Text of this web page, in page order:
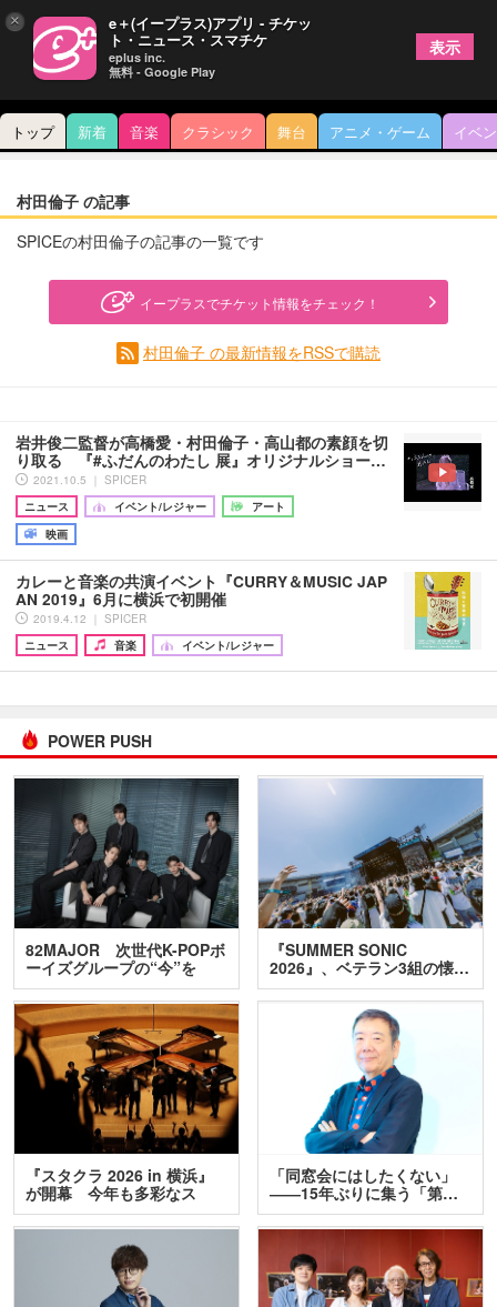
トップ 新着 音楽 クラシック 舞台 アニメ・ゲーム イベ
村田倫子 の記事
SPICEの村田倫子の記事の一覧です
イープラスでチケット情報をチェック！
村田倫子 の最新情報をRSSで購読
岩井俊二監督が高橋愛・村田倫子・高山都の素顔を切
り取る 『#ふだんのわたし 展』オリジナルショー…
2021.10.5 ｜ SPICER
ニュース
イベント/レジャー
アート
映画
カレーと音楽の共演イベント『CURRY＆MUSIC JAP
AN 2019』6月に横浜で初開催
2019.4.12 ｜ SPICER
ニュース
音楽 イベント/レジャー
POWER PUSH
82MAJOR 次世代K-POPボ
ーイズグループの“今”を
訊…
『SUMMER SONIC
2026』、ベテラン3組の懐…
『スタクラ 2026 in 横浜』
が開幕 今年も多彩なス
テ…
「同窓会にはしたくない」
――15年ぶりに集う「第…
× e＋(イープラス)アプリ - チケッ
ト・ニュース・スマチケ
eplus inc.
無料 - Google Play
表示